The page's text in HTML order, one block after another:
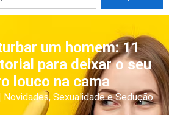
um homem: 11
para deixar o seu
louco na cama
Novidades, Sexualidade e Sedução